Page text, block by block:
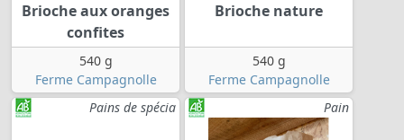
Brioche aux oranges
confites
540 g
Ferme Campagnolle
Brioche nature
540 g
Ferme Campagnolle
Pains de spécia
Pain